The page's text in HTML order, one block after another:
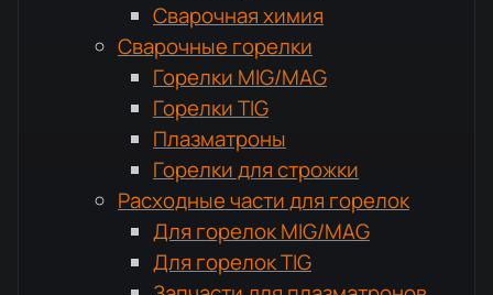
Сварочная химия
Сварочные горелки
Горелки MIG/MAG
Горелки TIG
Плазматроны
Горелки для строжки
Расходные части для горелок
Для горелок MIG/MAG
Для горелок TIG